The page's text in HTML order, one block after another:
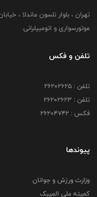
موتورسواری و اتومبیلرانی
تلفن و فکس
تلفن : ۲۶۲۰۲۶۲۵
تلفن : ۲۶۲۰۲۶۲۳
فکس : ۲۶۲۰۴۷۴۲
پیوندها
وزارت ورزش و جوانان
کمیته ملی المپیک